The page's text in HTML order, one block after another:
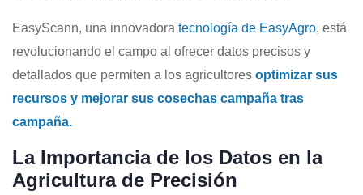
EasyScann, una innovadora tecnología de EasyAgro, está
revolucionando el campo al ofrecer datos precisos y
detallados que permiten a los agricultores optimizar sus
recursos y mejorar sus cosechas campaña tras
campaña.
La Importancia de los Datos en la
Agricultura de Precisión